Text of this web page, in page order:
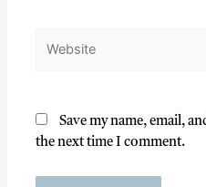
Save my name, email,
the next time I comment.